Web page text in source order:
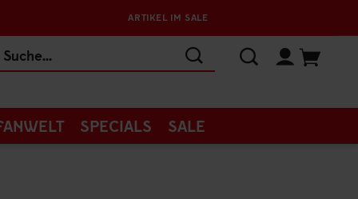
ARTIKEL IM SALE
SPECIALS SALE